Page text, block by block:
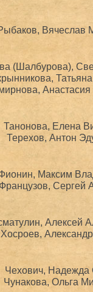
Вячеслав
(Шалбурова),
Танонова, Елена
Терехов, Антон
Максим
Французов, Сергей
Алексей
Хосроев,
Чехович, Надежда
Чунакова, Ольга